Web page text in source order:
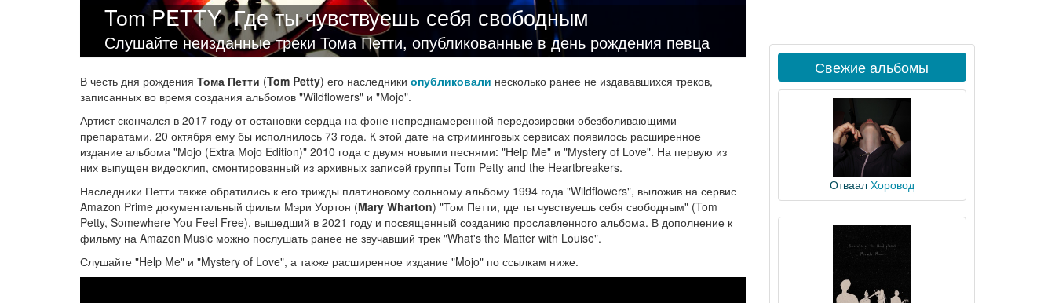
Tom PETTY Где ты чувствуешь себя свободным
Слушайте неизданные треки Тома Петти, опубликованные в день рождения певца
В честь дня рождения Тома Петти (Tom Petty) его наследники опубликовали несколько ранее не издававшихся треков,
записанных во время создания альбомов "Wildflowers" и "Mojo".
Артист скончался в 2017 году от остановки сердца на фоне непреднамеренной передозировки обезболивающими
препаратами. 20 октября ему бы исполнилось 73 года. К этой дате на стриминговых сервисах появилось расширенное
издание альбома "Mojo (Extra Mojo Edition)" 2010 года с двумя новыми песнями: "Help Me" и "Mystery of Love". На первую из
них выпущен видеоклип, смонтированный из архивных записей группы Tom Petty and the Heartbreakers.
Наследники Петти также обратились к его трижды платиновому сольному альбому 1994 года "Wildflowers", выложив на сервис
Amazon Prime документальный фильм Мэри Уортон (Mary Wharton) "Том Петти, где ты чувствуешь себя свободным" (Tom
Petty, Somewhere You Feel Free), вышедший в 2021 году и посвященный созданию прославленного альбома. В дополнение к
фильму на Amazon Music можно послушать ранее не звучавший трек "What's the Matter with Louise".
Слушайте "Help Me" и "Mystery of Love", а также расширенное издание "Mojo" по ссылкам ниже.
Свежие альбомы
Отваал Хоровод